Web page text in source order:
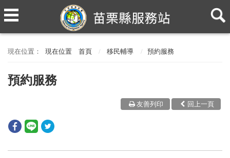
現在位置 首頁 移民輔導 預約服務
預約服務
回上一頁
友善列印